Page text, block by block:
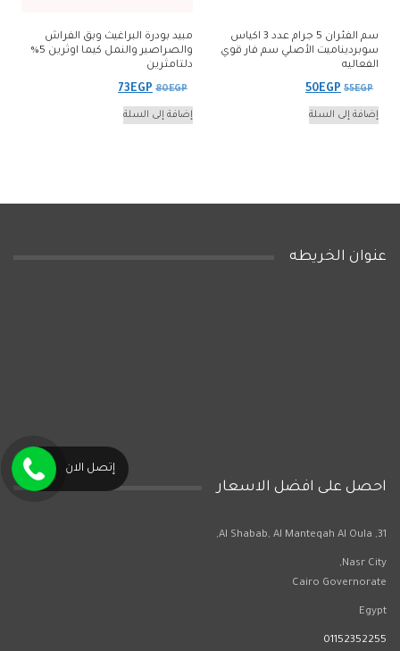
سم الفئران 5 جرام عدد 3 اكياس
سوبرديناميت الأصلي سم فار قوي
الفعاليه
55EGP
السعر
الأصلي
50EGP
السعر
إضافة إلى السلة
مبيد بودرة البراغيث وبق الفراش
والصراصير والنمل كيما اوثرين 5%
دلتامثرين
80EGP
السعر
الأصلي
73EGP
إضافة إلى السلة
عنوان الخريطه
احصل على افضل الاسعار
31, Al Shabab, Al Manteqah Al Oula,
Nasr City,
Cairo Governorate
Egypt
01152352255
إتصل الان